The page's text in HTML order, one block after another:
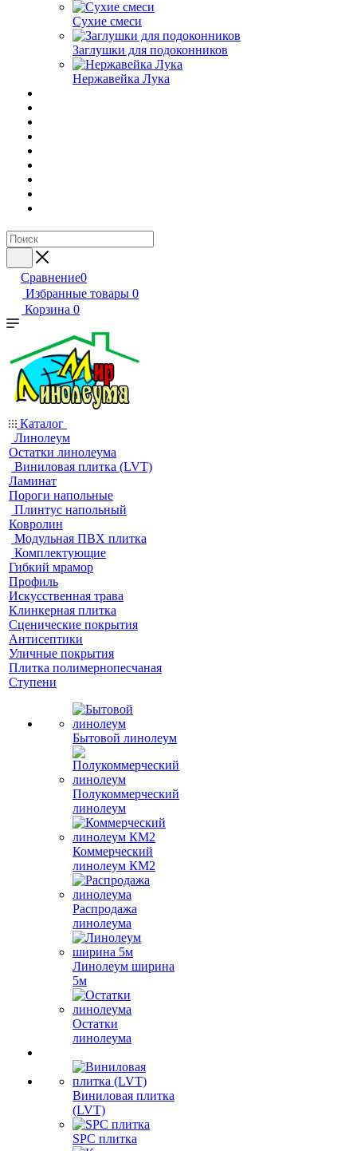
Сухие смеси
Заглушки для подоконников
Нержавейка Лука
Сравнение0
Избранные товары 0
Корзина 0
Каталог
Линолеум
Остатки линолеума
Виниловая плитка (LVT)
Ламинат
Пороги напольные
Плинтус напольный
Ковролин
Модульная ПВХ плитка
Комплектующие
Гибкий мрамор
Профиль
Искусственная трава
Клинкерная плитка
Сценические покрытия
Антисептики
Уличные покрытия
Плитка полимернопесчаная
Ступени
Бытовой линолеум
Полукоммерческий
линолеум
Коммерческий
линолеум КМ2
Распродажа
линолеума
Линолеум ширина
5м
Остатки
линолеума
Виниловая плитка
(LVT)
SPC плитка